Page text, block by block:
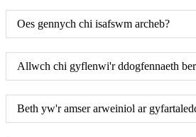
Oes gennych chi isafswm archeb?
Allwch chi gyflenwi'r ddogfennaeth
Beth yw'r amser arweiniol ar